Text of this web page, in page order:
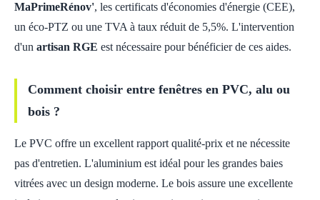
MaPrimeRénov', les certificats d'économies d'énergie (CEE),
un éco-PTZ ou une TVA à taux réduit de 5,5%. L'intervention
d'un artisan RGE est nécessaire pour bénéficier de ces aides.
Comment choisir entre fenêtres en PVC, alu ou
bois ?
Le PVC offre un excellent rapport qualité-prix et ne nécessite
pas d'entretien. L'aluminium est idéal pour les grandes baies
vitrées avec un design moderne. Le bois assure une excellente